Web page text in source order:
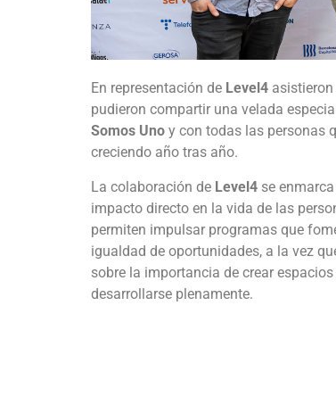
En representación de Level4 asistieron
pudieron compartir una velada
Somos Uno y con todas las personas
creciendo año tras año.
La colaboración de Level4 se
impacto directo en la vida de las
permiten impulsar programas que
igualdad de oportunidades, a la vez
sobre la importancia de crear
desarrollarse plenamente.